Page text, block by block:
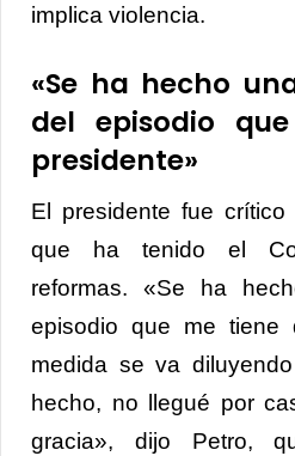
implica violencia.
«Se ha hecho
del episodio
presidente»
El presidente fue
que ha tenido el
reformas. «Se ha
episodio que me tiene
medida se va
hecho, no llegué por
gracia», dijo Petro,